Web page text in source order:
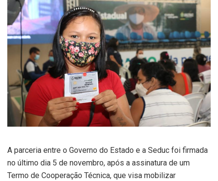
A parceria entre o Governo do Estado e a Seduc foi firmada
no último dia 5 de novembro, após a assinatura de um
Termo de Cooperação Técnica, que visa mobilizar